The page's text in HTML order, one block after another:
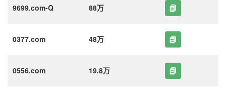
9699.com-Q 88万
0377.com 48万
0556.com 19.8万